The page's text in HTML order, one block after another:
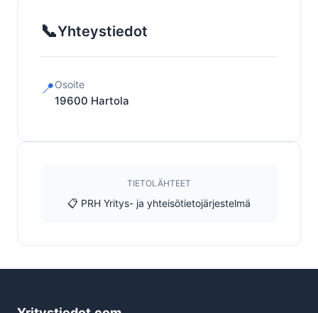
📞Yhteystiedot
📍Osoite
19600 Hartola
TIETOLÄHTEET
📋 PRH Yritys- ja yhteisötietojärjestelmä